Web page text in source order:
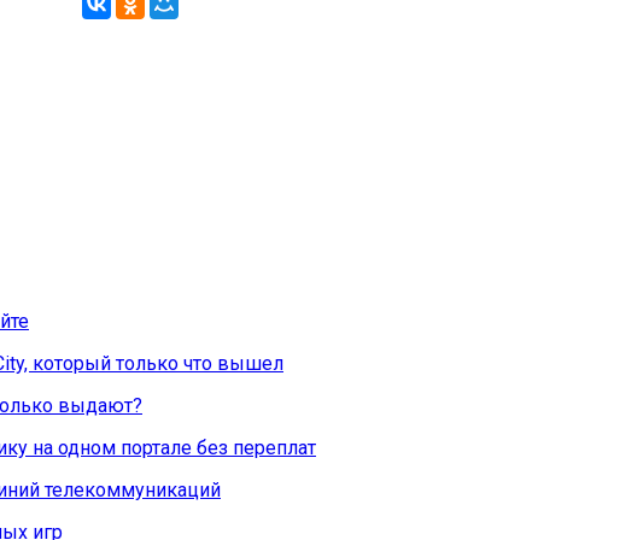
который только что вышел
выдают?
на одном портале без переплат
телекоммуникаций
игр